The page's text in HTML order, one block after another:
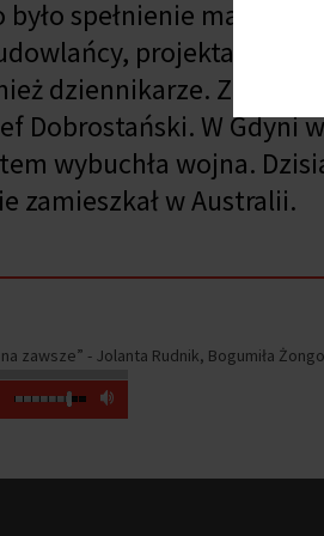
spełnienie marzeń
projektanci,
dziennikarze.
Dobrostański. W Gdyni
wybuchła wojna.
zamieszkał w Australii.
zawsze” - Jolanta Rudnik, Bogumiła